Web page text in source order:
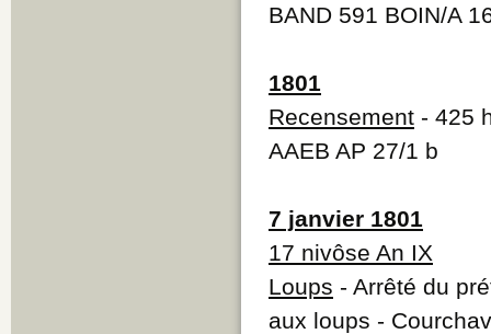
BAND 591 BOIN/A
1801
Recensement - 425
AAEB AP 27/1 b
7 janvier 1801
17 nivôse An IX
Loups - Arrêté du
aux loups -